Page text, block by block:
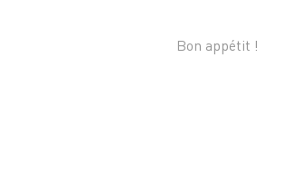
Bon appétit !